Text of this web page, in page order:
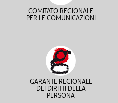
COMITATO REGIONALE
PER LE COMUNICAZIONI
GARANTE REGIONALE
DEI DIRITTI DELLA
PERSONA